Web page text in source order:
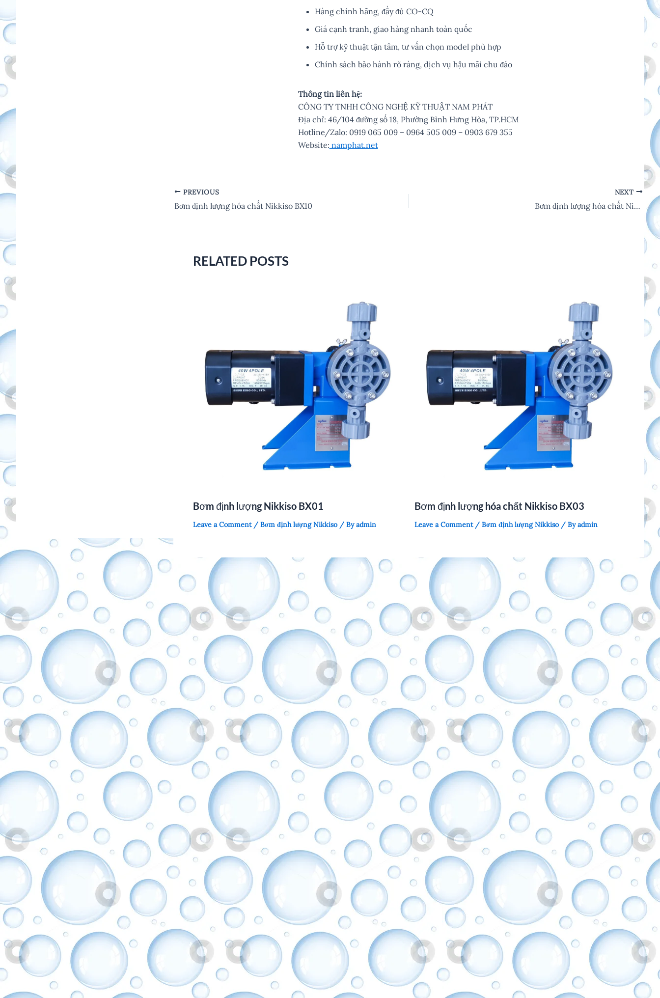
Hàng chính hãng, đầy đủ CO-CQ
Giá cạnh tranh, giao hàng nhanh toàn quốc
Hỗ trợ kỹ thuật tận tâm, tư vấn chọn model phù hợp
Chính sách bảo hành rõ ràng, dịch vụ hậu mãi chu đáo
Thông tin liên hệ:
CÔNG TY TNHH CÔNG NGHỆ KỸ THUẬT NAM PHÁT
Địa chỉ: 46/104 đường số 18, Phường Bình Hưng Hòa, TP.HCM
Hotline/Zalo: 0919 065 009 – 0964 505 009 – 0903 679 355
Website: namphat.net
Post
navigation
PREVIOUS
Bơm định lượng hóa chất Nikkiso BX10
NEXT
Bơm định lượng hóa chất Nikkiso BX30
RELATED POSTS
Bơm định lượng Nikkiso BX01
Leave a Comment / Bơm định lượng Nikkiso/ Byadmin
Bơm định lượng hóa chất Nikkiso BX03
Leave a Comment /Bơm định lượng Nikkiso/ Byadmin